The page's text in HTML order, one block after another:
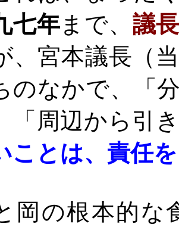
七年まで、 議
、宮本議長（
のなかで、「
「周辺から引
ことは、責任
岡の根本的な